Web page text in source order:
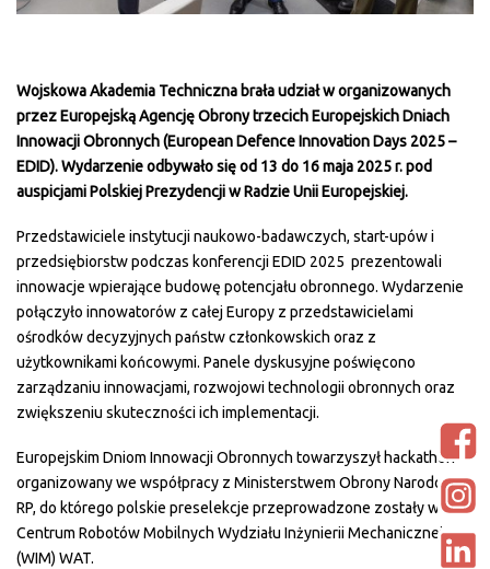
Wojskowa Akademia Techniczna brała udział w organizowanych
przez Europejską Agencję Obrony trzecich Europejskich Dniach
Innowacji Obronnych (European Defence Innovation Days 2025 –
EDID). Wydarzenie odbywało się od 13 do 16 maja 2025 r. pod
auspicjami Polskiej Prezydencji w Radzie Unii Europejskiej.
Przedstawiciele instytucji naukowo-badawczych, start-upów i
przedsiębiorstw podczas konferencji EDID 2025 prezentowali
innowacje wpierające budowę potencjału obronnego. Wydarzenie
połączyło innowatorów z całej Europy z przedstawicielami
ośrodków decyzyjnych państw członkowskich oraz z
użytkownikami końcowymi. Panele dyskusyjne poświęcono
zarządzaniu innowacjami, rozwojowi technologii obronnych oraz
zwiększeniu skuteczności ich implementacji.
Europejskim Dniom Innowacji Obronnych towarzyszył hackathon
organizowany we współpracy z Ministerstwem Obrony Narodowej
RP, do którego polskie preselekcje przeprowadzone zostały w
Centrum Robotów Mobilnych Wydziału Inżynierii Mechanicznej
(WIM) WAT.